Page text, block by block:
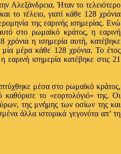
Αλεξάνδρεια. Ήταν το τελειότερο
το τέλειο, γιατί κάθε 128 χρόνια
της εαρινής ισημερίας. Ενώ
στο ρωμαϊκό κράτος, η εαρινή
χρόνια η ισημερία αυτή, κατέβηκε
μέρα κάθε 128 χρόνια. Το έτος
ισημερία κατέβηκε στις 21
μέσα στο ρωμαϊκό κράτος,
το «εορτολόγιό» της. Οι
της μνήμης των οσίων της και
άλλα ιστορικά γεγονότα απ’ τη